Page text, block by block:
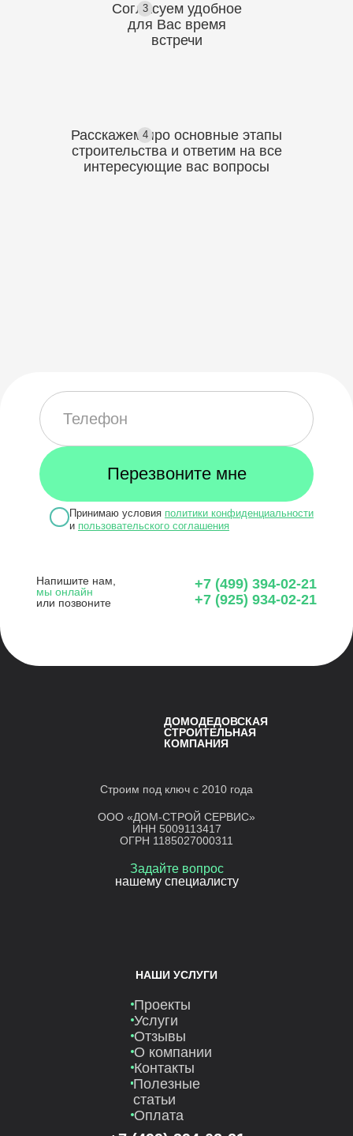
3
Согласуем удобное
для Вас время
встречи
4
Расскажем про основные этапы
строительства и ответим на все
интересующие вас вопросы
Принимаю условия политики конфиденциальности
и пользовательского соглашения
Напишите нам,
мы онлайн
или позвоните
+7 (499) 394-02-21
+7 (925) 934-02-21
ДОМОДЕДОВСКАЯ
СТРОИТЕЛЬНАЯ
КОМПАНИЯ
Строим под ключ с 2010 года
ООО «ДОМ-СТРОЙ СЕРВИС»
ИНН 5009113417
ОГРН 1185027000311
Задайте вопрос
нашему специалисту
НАШИ УСЛУГИ
Проекты
Услуги
Отзывы
О компании
Контакты
Полезные
статьи
Оплата